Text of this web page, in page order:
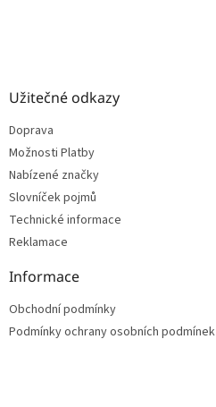
Užitečné odkazy
Doprava
Možnosti Platby
Nabízené značky
Slovníček pojmů
Technické informace
Reklamace
Informace
Obchodní podmínky
Podmínky ochrany osobních podmínek